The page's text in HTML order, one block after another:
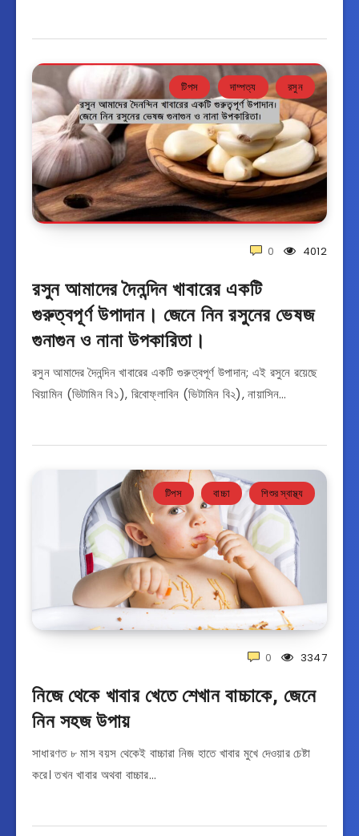
টিপস দাম্পত্য রসুন
4012
0
রসুন আমাদের দৈনন্দিন খাবারের একটি
গুরুত্বপূর্ণ উপাদান। জেনে নিন রসুনের ভেষজ
গুনাগুন ও নানা উপকারিতা।
রসুন আমাদের দৈনন্দিন খাবারের একটি গুরুত্বপূর্ণ উপাদান; এই রসুনে রয়েছে
থিয়ামিন (ভিটামিন বি১), রিবোফ্লাবিন (ভিটামিন বি২), নায়াসিন…
টিপস বাচ্চা শিশুর স্বাস্থ্য
3347
0
নিজে থেকে খাবার খেতে শেখান বাচ্চাকে, জেনে
নিন সহজ উপায়
সাধারণত ৮ মাস বয়স থেকেই বাচ্চারা নিজ হাতে খাবার মুখে দেওয়ার চেষ্টা
করে। তখন খাবার অথবা বাচ্চার…